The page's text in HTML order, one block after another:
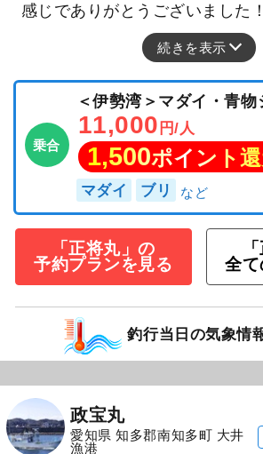
感じでありがとうございました！
続きを表示
乗合
＜伊勢湾＞マダイ・青
11,000 円/人
1,500ポイント
マダイ ブリ
「正将丸」の
予約プランを見る
全
釣行当日の気象情
政宝丸
愛知県 知多郡南知多町 大井
漁港